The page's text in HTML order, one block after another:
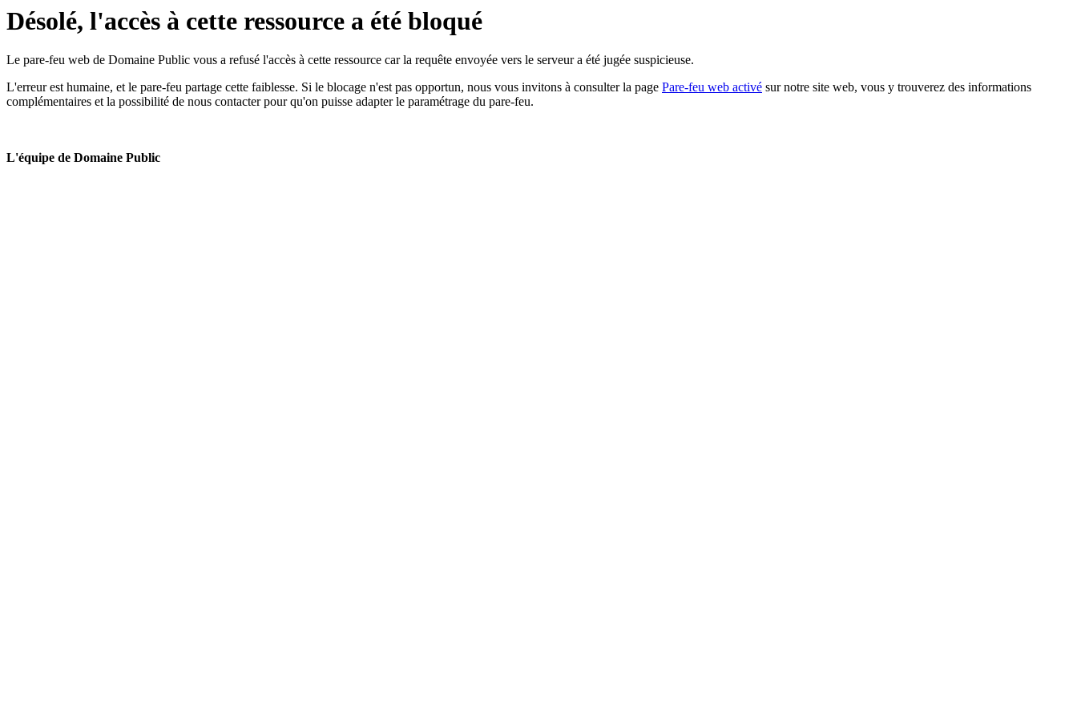
Désolé, l'accès à cette ressource a été bloqué
Le pare-feu web de Domaine Public vous a refusé l'accès à cette ressource car la requête envoyée vers le serveur a été jugée suspicieuse.
L'erreur est humaine, et le pare-feu partage cette faiblesse. Si le blocage n'est pas opportun, nous vous invitons à consulter la page Pare-feu web activé sur notre site web, vous y trouverez des informations
complémentaires et la possibilité de nous contacter pour qu'on puisse adapter le paramétrage du pare-feu.
L'équipe de Domaine Public